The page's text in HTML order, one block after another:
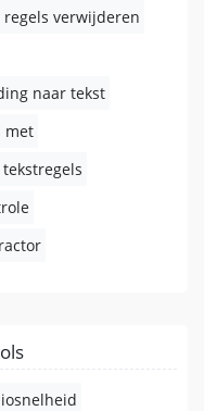
regels verwijderen
naar tekst
met